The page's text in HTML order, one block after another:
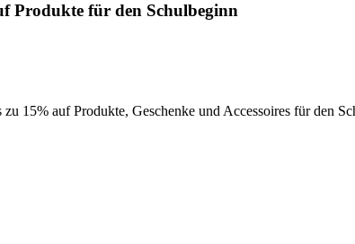
Produkte für den Schulbeginn
15% auf Produkte, Geschenke und Accessoires für den